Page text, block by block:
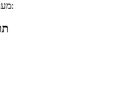
מעונין לקבל הצעת מחיר או מידע עבור: